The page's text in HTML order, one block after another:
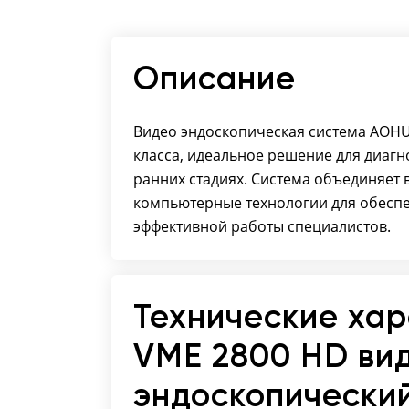
Описание
Видео эндоскопическая система
класса, идеальное решение для
ранних стадиях. Система
компьютерные технологии для
эффективной работы специалистов.
Технические
VME 2800 HD